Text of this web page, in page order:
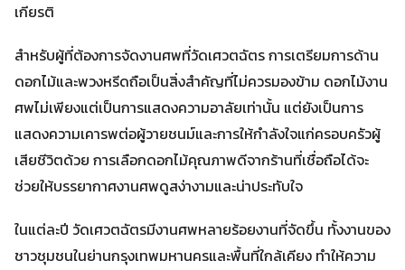
เกียรติ
สำหรับผู้ที่ต้องการจัดงานศพที่วัดเศวตฉัตร การเตรียมการด้าน
ดอกไม้และพวงหรีดถือเป็นสิ่งสำคัญที่ไม่ควรมองข้าม ดอกไม้งาน
ศพไม่เพียงแต่เป็นการแสดงความอาลัยเท่านั้น แต่ยังเป็นการ
แสดงความเคารพต่อผู้วายชนม์และการให้กำลังใจแก่ครอบครัวผู้
เสียชีวิตด้วย การเลือกดอกไม้คุณภาพดีจากร้านที่เชื่อถือได้จะ
ช่วยให้บรรยากาศงานศพดูสง่างามและน่าประทับใจ
ในแต่ละปี วัดเศวตฉัตรมีงานศพหลายร้อยงานที่จัดขึ้น ทั้งงานของ
ชาวชุมชนในย่านกรุงเทพมหานครและพื้นที่ใกล้เคียง ทำให้ความ